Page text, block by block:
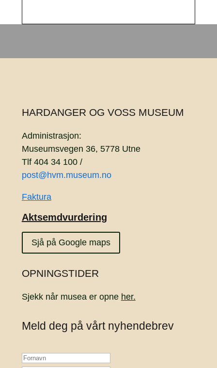
HARDANGER OG VOSS MUSEUM
Administrasjon:
Museumsvegen 36, 5778 Utne
Tlf 404 34 100 /
post@hvm.museum.no
Faktura
Aktsemdvurdering
Sjå på Google maps
OPNINGSTIDER
Sjekk når musea er opne her.
Meld deg på vårt nyhendebrev